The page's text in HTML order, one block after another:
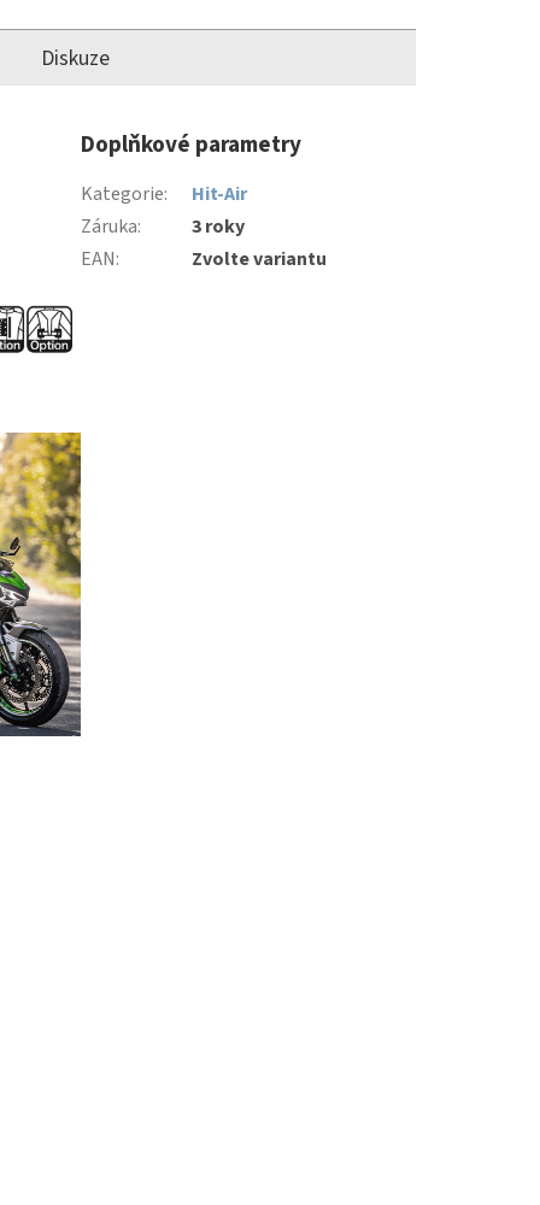
pásy na boku a
riziko zlomení žeber nebo
Diskuze
Doplňkové parametry
Kategorie:
Hit-Air
Záruka:
3 roky
EAN: Zvolte variantu